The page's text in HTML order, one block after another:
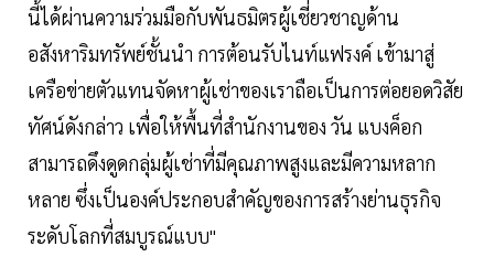
นี้ได้ผ่านความร่วมมือกับพันธมิตรผู้เชี่ยวชาญด้าน
อสังหาริมทรัพย์ชั้นนำ การต้อนรับไนท์แฟรงค์ เข้ามาสู่
เครือข่ายตัวแทนจัดหาผู้เช่าของเราถือเป็นการต่อยอดวิสัย
ทัศน์ดังกล่าว เพื่อให้พื้นที่สำนักงานของ วัน แบงค็อก
สามารถดึงดูดกลุ่มผู้เช่าที่มีคุณภาพสูงและมีความหลาก
หลาย ซึ่งเป็นองค์ประกอบสำคัญของการสร้างย่านธุรกิจ
ระดับโลกที่สมบูรณ์แบบ"